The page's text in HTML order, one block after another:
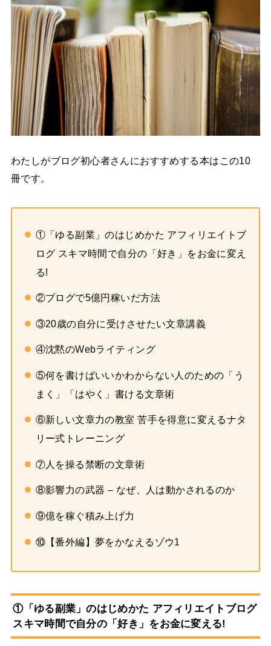
わたしがブログ初心者さんにおすすめする本はこの10
冊です。
①「ゆる副業」のはじめかた アフィリエイトブ
ログ スキマ時間で自分の「好き」をお金に変え
る!
②ブログで5億円稼いだ方法
③20歳の自分に受けさせたい文章講義
④沈黙のWebライティング
⑤何を書けばいいかわからない人のための「う
まく」「はやく」書ける文章術
⑥新しい文章力の教室 苦手を得意に変えるナタ
リー式トレーニング
⑦人を操る禁断の文章術
⑧影響力の武器 – なぜ、人は動かされるのか
⑨億を稼ぐ積み上げ力
⑩【番外編】夢をかなえるゾウ1
①「ゆる副業」のはじめかた アフィリエイトブログ
スキマ時間で自分の「好き」をお金に変える!